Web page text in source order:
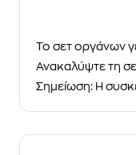
Το σετ οργάνων
Ανακαλύψτε τη
Σημείωση: Η